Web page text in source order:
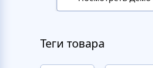
Теги товара